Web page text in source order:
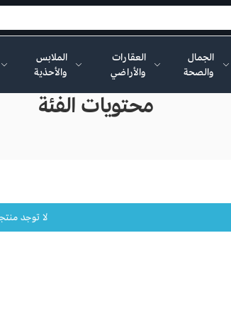
الجمال
والصحة
العقارات
والأراضي
الملابس
والأحذية
محتويات الفئة
لا توجد